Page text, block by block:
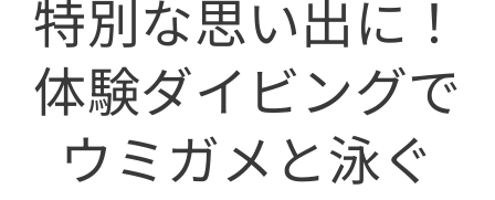
特別な思い出に！
体験ダイビングで
ウミガメと泳ぐ